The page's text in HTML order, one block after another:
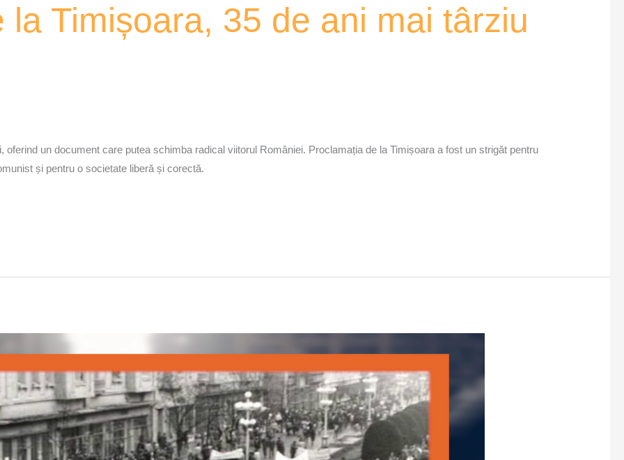
la Timișoara, 35 de ani mai târziu
oferind un document care putea schimba radical viitorul României. Proclamația de la Timișoara a fost un strigăt pentru
și pentru o societate liberă și corectă.